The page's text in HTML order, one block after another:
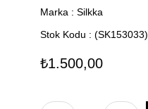
Marka : Silkka
Stok Kodu
(SK153033)
₺1.500,00